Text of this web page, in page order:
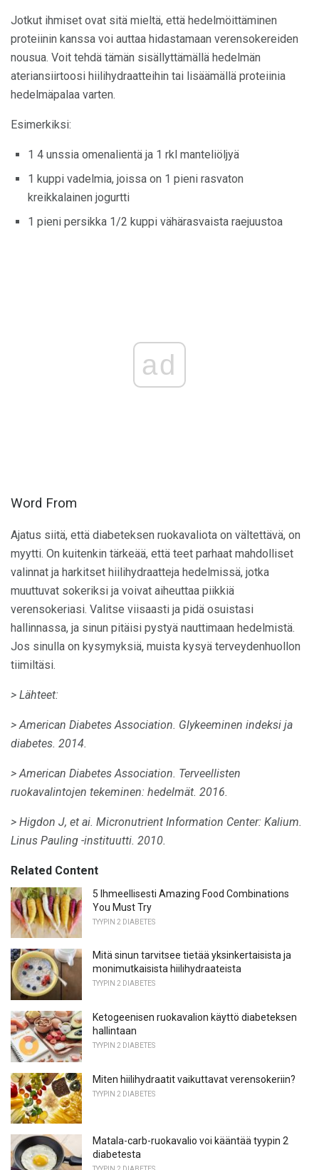
Jotkut ihmiset ovat sitä mieltä, että hedelmöittäminen
proteiinin kanssa voi auttaa hidastamaan verensokereiden
nousua. Voit tehdä tämän sisällyttämällä hedelmän
ateriansiirtoosi hiilihydraatteihin tai lisäämällä proteiinia
hedelmäpalaa varten.
Esimerkiksi:
1 4 unssia omenalientä ja 1 rkl manteliöljyä
1 kuppi vadelmia, joissa on 1 pieni rasvaton
kreikkalainen jogurtti
1 pieni persikka 1/2 kuppi vähärasvaista raejuustoa
ad
Word From
Ajatus siitä, että diabeteksen ruokavaliota on vältettävä, on
myytti. On kuitenkin tärkeää, että teet parhaat mahdolliset
valinnat ja harkitset hiilihydraatteja hedelmissä, jotka
muuttuvat sokeriksi ja voivat aiheuttaa piikkiä
verensokeriasi. Valitse viisaasti ja pidä osuistasi
hallinnassa, ja sinun pitäisi pystyä nauttimaan hedelmistä.
Jos sinulla on kysymyksiä, muista kysyä terveydenhuollon
tiimiltäsi.
> Lähteet:
> American Diabetes Association. Glykeeminen indeksi ja
diabetes. 2014.
> American Diabetes Association. Terveellisten
ruokavalintojen tekeminen: hedelmät. 2016.
> Higdon J, et ai. Micronutrient Information Center: Kalium.
Linus Pauling -instituutti. 2010.
Related Content
5 Ihmeellisesti Amazing Food Combinations
You Must Try
TYYPIN 2 DIABETES
Mitä sinun tarvitsee tietää yksinkertaisista ja
monimutkaisista hiilihydraateista
TYYPIN 2 DIABETES
Ketogeenisen ruokavalion käyttö diabeteksen
hallintaan
TYYPIN 2 DIABETES
Miten hiilihydraatit vaikuttavat verensokeriin?
TYYPIN 2 DIABETES
Matala-carb-ruokavalio voi kääntää tyypin 2
diabetesta